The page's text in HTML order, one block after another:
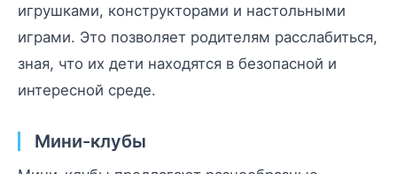
игрушками, конструкторами и настольными
играми. Это позволяет родителям расслабиться,
зная, что их дети находятся в безопасной и
интересной среде.
Мини-клубы